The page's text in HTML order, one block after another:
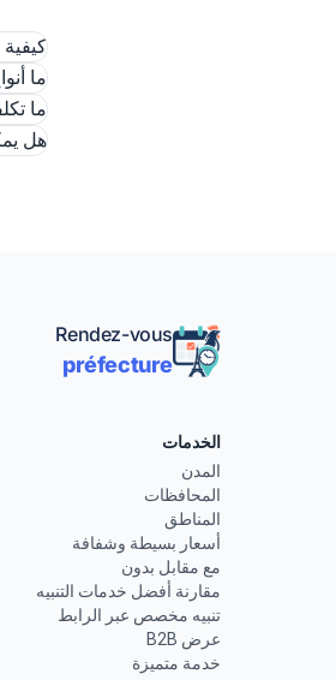
ما
ما
هل
Rendez-vous
préfecture
الخدمات
المدن
المحافظات
المناطق
أسعار بسيطة وشفافة
مع مقابل بدون
مقارنة أفضل خدمات التنبيه
تنبيه مخصص عبر الرابط
عرض B2B
خدمة متميزة